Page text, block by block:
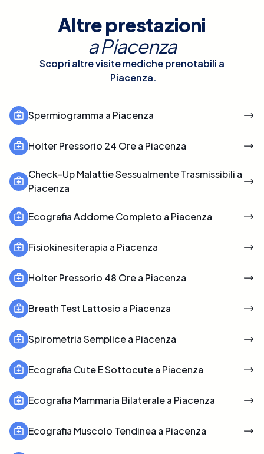
Altre prestazioni
aPiacenza
Scopri altre visite mediche prenotabili a
Piacenza.
Spermiogramma a Piacenza
Holter Pressorio 24 Ore a Piacenza
Check-Up Malattie Sessualmente Trasmissibili a
Piacenza
Ecografia Addome Completo a Piacenza
Fisiokinesiterapia a Piacenza
Holter Pressorio 48 Ore a Piacenza
Breath Test Lattosio a Piacenza
Spirometria Semplice a Piacenza
Ecografia Cute E Sottocute a Piacenza
Ecografia Mammaria Bilaterale a Piacenza
Ecografia Muscolo Tendinea a Piacenza